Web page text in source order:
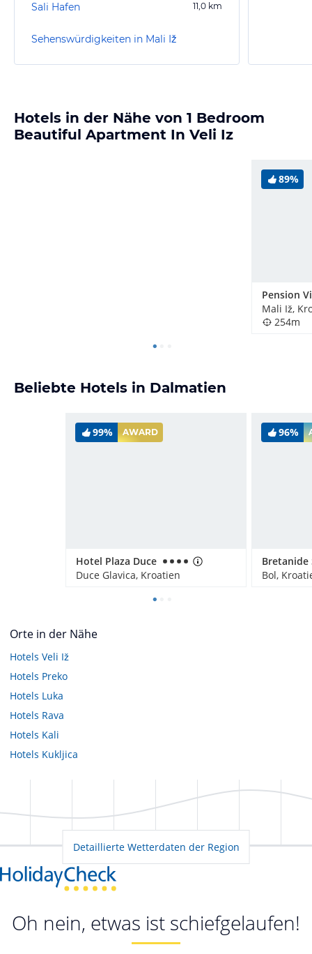
Sali Hafen 11,0 km
Sehenswürdigkeiten in Mali Iž
Hotels in der Nähe von 1 Bedroom
Beautiful Apartment In Veli Iz
89%
Pension
Mali Iž,
254m
Beliebte Hotels in Dalmatien
99% AWARD
Hotel Plaza Duce
Duce Glavica, Kroatien
96%
Bol,
Orte in der Nähe
Hotels Veli Iž
Hotels Preko
Hotels Luka
Hotels Rava
Hotels Kali
Hotels Kukljica
Detaillierte Wetterdaten der Region
Oh nein, etwas ist schiefgelaufen!